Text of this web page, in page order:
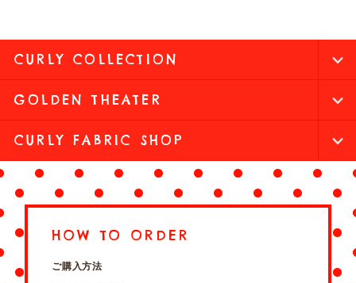
CURLY COLLECTION
GOLDEN THEATER
CURLY FABRIC SHOP
HOW TO ORDER
ご購入方法